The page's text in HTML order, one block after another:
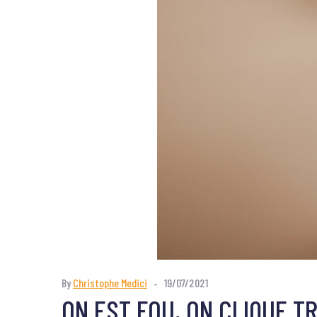
ByChristophe Medici 19/07/2021
ON EST FOU, ON CLIQUE